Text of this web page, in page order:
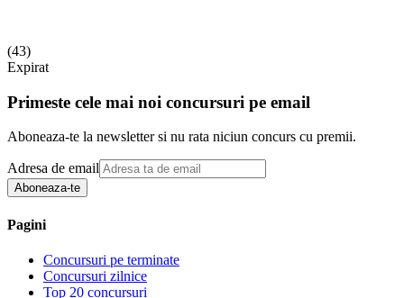
(43)
Expirat
Primeste cele mai noi concursuri pe email
Aboneaza-te la newsletter si nu rata niciun concurs cu premii.
Adresa de email
Aboneaza-te
Pagini
Concursuri pe terminate
Concursuri zilnice
Top 20 concursuri